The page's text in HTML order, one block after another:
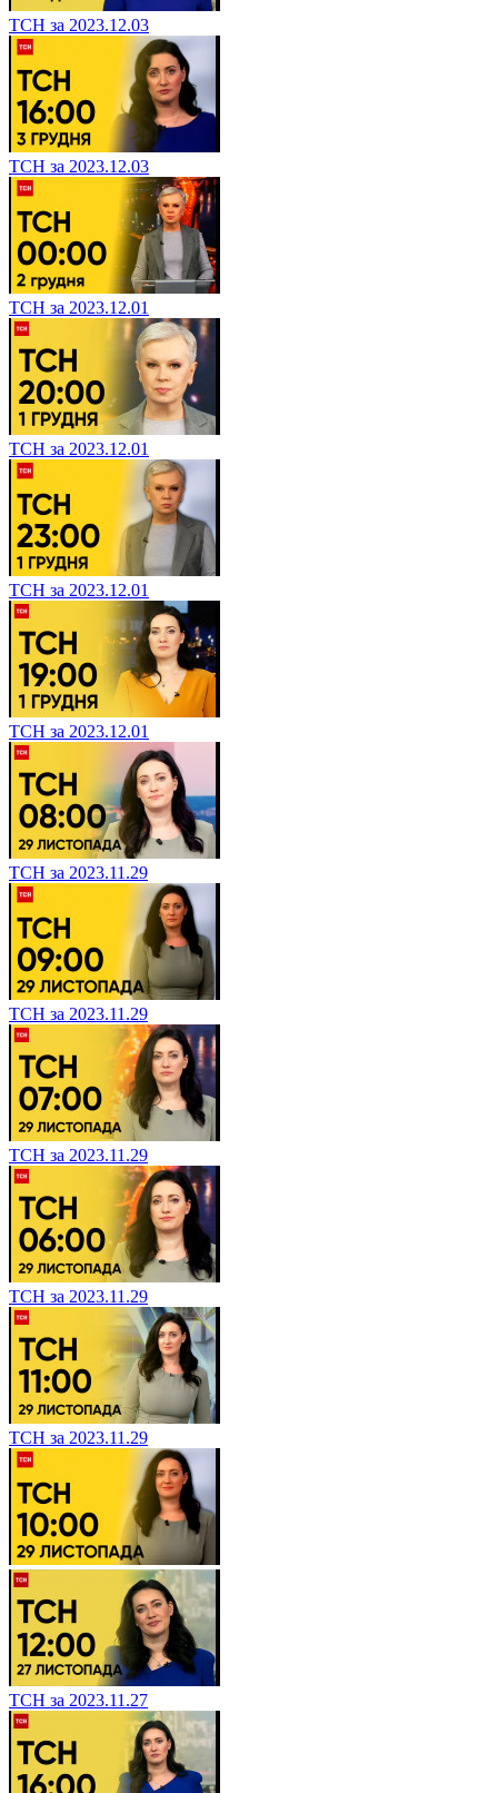
ТСН за 2023.12.03
ТСН за 2023.12.03
ТСН за 2023.12.01
ТСН за 2023.12.01
ТСН за 2023.12.01
ТСН за 2023.12.01
ТСН за 2023.11.29
ТСН за 2023.11.29
ТСН за 2023.11.29
ТСН за 2023.11.29
ТСН за 2023.11.29
ТСН за 2023.11.27